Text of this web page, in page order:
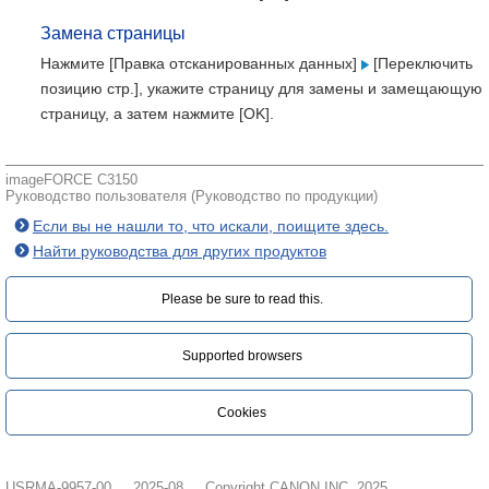
Замена страницы
Нажмите [Правка отсканированных данных]
[Переключить
позицию стр.], укажите страницу для замены и замещающую
страницу, а затем нажмите [OK].
imageFORCE C3150
Руководство пользователя (Руководство по продукции)
Если вы не нашли то, что искали, поищите здесь.
Найти руководства для других продуктов
Please be sure to read this.‎
Supported browsers
Cookies